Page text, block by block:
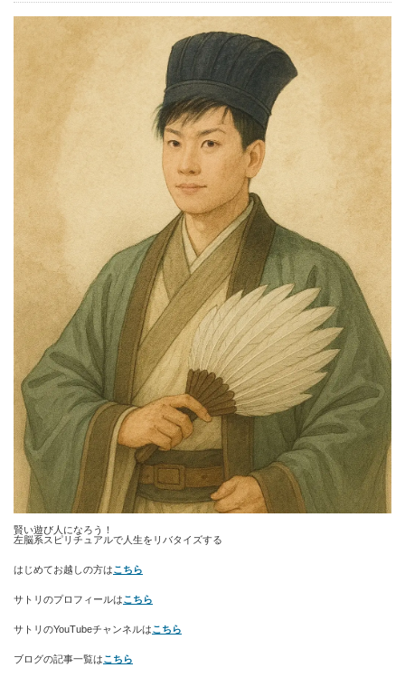
賢い遊び人になろう！
左脳系スピリチュアルで人生をリバタイズする
はじめてお越しの方はこちら
サトリのプロフィールはこちら
サトリのYouTubeチャンネルはこちら
ブログの記事一覧はこちら